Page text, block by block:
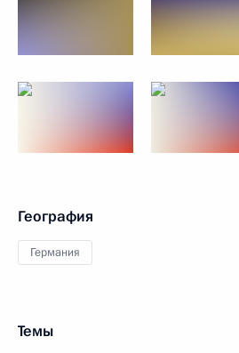
География
Германия
Темы